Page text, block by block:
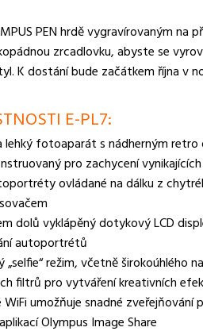
PEN hrdě vygravírovaným
zrcadlovku, abyste se
K dostání bude začátkem října v
E-PL7:
lehký fotoaparát s nádherným
pro zachycení
ovládané na dálku z
dolů vyklápěný dotykový LCD
autoportrétů
režim, včetně širokoúhlého
filtrů pro vytváření kreativních
WiFi umožňuje snadné
Olympus Image Share